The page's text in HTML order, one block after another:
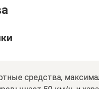
средства,